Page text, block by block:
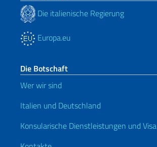
Die italienische Regierung
Europa.eu
Die Botschaft
Wer wir sind
Italien und Deutschland
Konsularische Dienstleistungen und Visa